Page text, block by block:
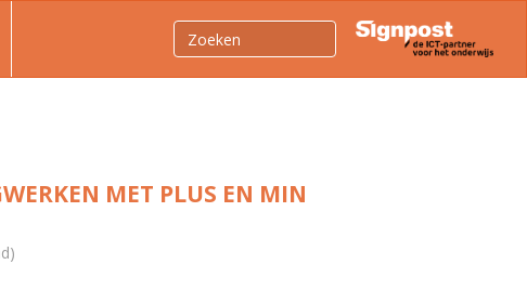
MET PLUS EN MIN